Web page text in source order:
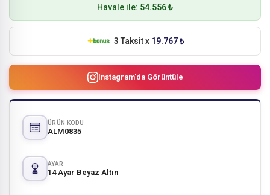
Havale ile: 54.556 ₺
3 Taksit x 19.767 ₺
Instagram'da Görüntüle
ÜRÜN KODU
ALM0835
AYAR
14 Ayar Beyaz Altın